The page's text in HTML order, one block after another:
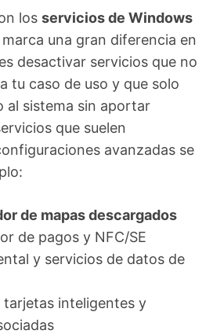
los servicios de Windows
marca una gran diferencia en
desactivar servicios que no
tu caso de uso y que solo
al sistema sin aportar
que suelen
avanzadas se
de mapas descargados
de pagos y NFC/SE
y servicios de datos de
tarjetas inteligentes y